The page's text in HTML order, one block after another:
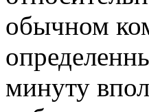
обычном
минуту